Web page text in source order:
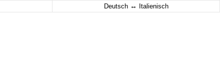
Deutsch ↔ Italienisch